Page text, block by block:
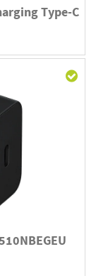
Type-C